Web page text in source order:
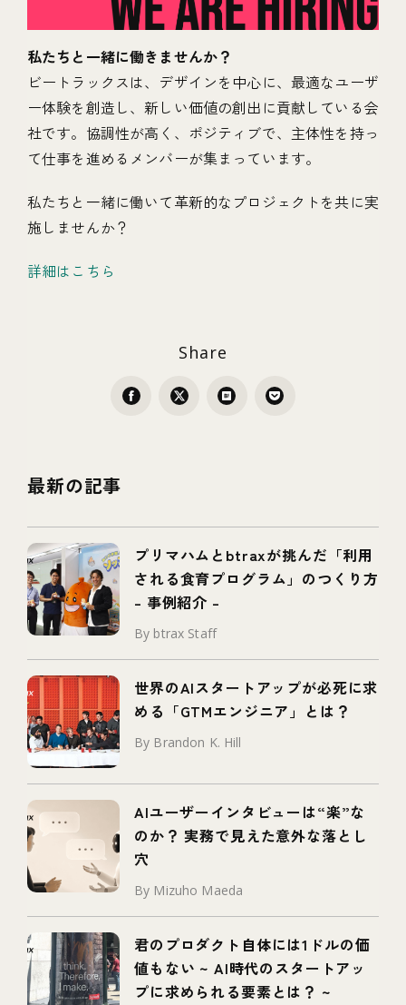
私たちと一緒に働きませんか？
ビートラックスは、デザインを中心に、最適なユーザ
ー体験を創造し、新しい価値の創出に貢献している会
社です。協調性が高く、ポジティブで、主体性を持っ
て仕事を進めるメンバーが集まっています。
私たちと一緒に働いて革新的なプロジェクトを共に実
施しませんか？
詳細はこちら
Share
最新の記事
プリマハムとbtraxが挑んだ「利用
される食育プログラム」のつくり方
– 事例紹介 –
By btrax Staff
世界のAIスタートアップが必死に求
める「GTMエンジニア」とは？
By Brandon K. Hill
AIユーザーインタビューは“楽”な
のか？ 実務で見えた意外な落とし
穴
By Mizuho Maeda
君のプロダクト自体には1ドルの価
値もない ~ AI時代のスタートアッ
プに求められる要素とは？ ~